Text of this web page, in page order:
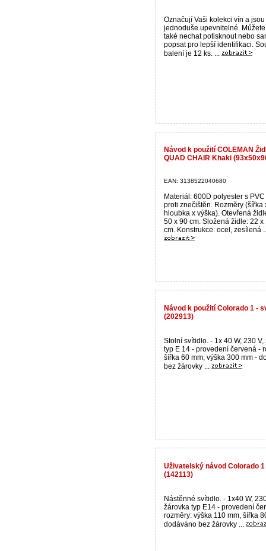
Označují Vaši kolekci vín a jsou
jednoduše upevnitelné.
také nechat potisknout nebo
popsat pro lepší identifikaci.
balení je 12 ks. ...
Návod k použití COLEMAN
QUAD CHAIR Khaki
EAN: 3138522040680
Materiál: 600D polyester s
proti znečištěn. Rozměry (šířka
hloubka x výška). Otevřená
50 x 90 cm. Složená židle: 22 x
cm. Konstrukce: ocel, zesílená
Návod k použití Colorado 1 -
(202913)
Stolní svítidlo. - 1x 40 W, 230 V,
typ E 14 - provedení červená -
šířka 60 mm, výška 300 mm -
bez žárovky ...
Uživatelský návod Colorado
(142113)
Nástěnné svítidlo. - 1x40 W,
žárovka typ E14 - provedení
rozměry: výška 110 mm, šířka
dodáváno bez žárovky ...